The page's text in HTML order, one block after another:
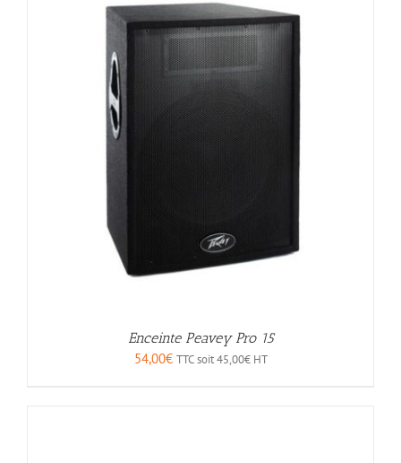
Enceinte Peavey Pro 15
54,00€ TTC soit45,00€HT